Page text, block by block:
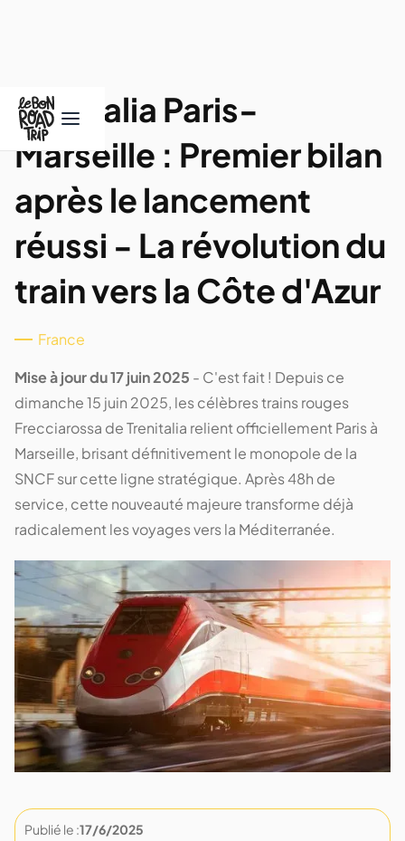
Trenitalia Paris-
Marseille : Premier bilan
après le lancement
réussi - La révolution du
train vers la Côte d'Azur
France
Mise à jour du 17 juin 2025 - C'est fait ! Depuis ce
dimanche 15 juin 2025, les célèbres trains rouges
Frecciarossa de Trenitalia relient officiellement Paris à
Marseille, brisant définitivement le monopole de la
SNCF sur cette ligne stratégique. Après 48h de
service, cette nouveauté majeure transforme déjà
radicalement les voyages vers la Méditerranée.
Publié le :17/6/2025